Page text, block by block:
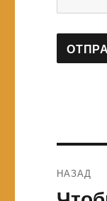
по
НАЗАД